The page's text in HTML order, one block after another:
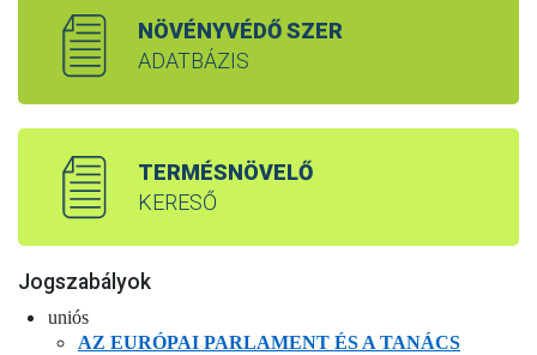
NÖVÉNYVÉDŐ SZER
ADATBÁZIS
TERMÉSNÖVELŐ
KERESŐ
Jogszabályok
uniós
AZ EURÓPAI PARLAMENT ÉS A TANÁCS